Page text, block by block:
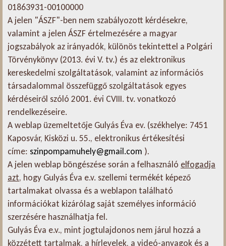
01863931-00100000
A jelen "ÁSZF"-ben nem szabályozott kérdésekre,
valamint a jelen ÁSZF értelmezésére a magyar
jogszabályok az irányadók, különös tekintettel a Polgári
Törvénykönyv (2013. évi V. tv.) és az elektronikus
kereskedelmi szolgáltatások, valamint az információs
társadalommal összefüggő szolgáltatások egyes
kérdéseiről szóló 2001. évi CVIII. tv. vonatkozó
rendelkezéseire.
A weblap üzemeltetője Gulyás Éva ev. (székhelye: 7451
Kaposvár, Kisközi u. 55., elektronikus értékesítési
címe: szinpompamuhely@gmail.com ).
A jelen weblap böngészése során a felhasználó elfogadja
azt, hogy Gulyás Éva e.v. szellemi termékét képező
tartalmakat olvassa és a weblapon található
információkat kizárólag saját személyes információ
szerzésére használhatja fel.
Gulyás Éva e.v., mint jogtulajdonos nem járul hozzá a
közzétett tartalmak, a hírlevelek, a videó-anyagok és a